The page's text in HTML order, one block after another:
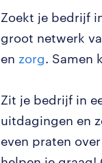
Zoekt je bedrijf
groot netwerk
en zorg. Samen
Zit je bedrijf in
uitdagingen en
even praten